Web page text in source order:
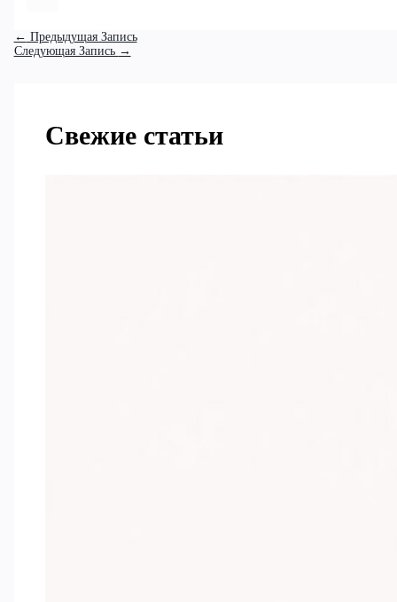
← Предыдущая Запись
Следующая Запись →
Свежие статьи